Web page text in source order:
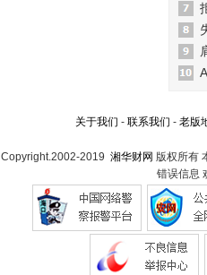
关于我们 - 联系我们 - 老版
Copyright.2002-2019 湘华财网 版权所有
错误信息